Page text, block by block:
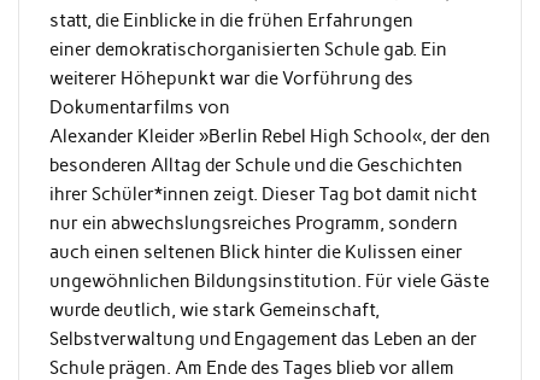
statt, die Einblicke in die frühen Erfahrungen
einer demokratischorganisierten Schule gab. Ein
weiterer Höhepunkt war die Vorführung des
Dokumentarfilms von
Alexander Kleider »Berlin Rebel High School«, der den
besonderen Alltag der Schule und die Geschichten
ihrer Schüler*innen zeigt. Dieser Tag bot damit nicht
nur ein abwechslungsreiches Programm, sondern
auch einen seltenen Blick hinter die Kulissen einer
ungewöhnlichen Bildungsinstitution. Für viele Gäste
wurde deutlich, wie stark Gemeinschaft,
Selbstverwaltung und Engagement das Leben an der
Schule prägen. Am Ende des Tages blieb vor allem